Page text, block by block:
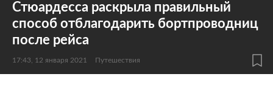
Стюардесса раскрыла правильный
способ отблагодарить бортпроводниц
после рейса
17:43, 12 января 2021 Путешествия